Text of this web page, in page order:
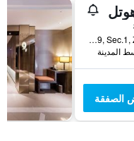
No.39, Sec.1, Zhongqing S. Rd., مدينة تايبيه, تايوان
الصفقة